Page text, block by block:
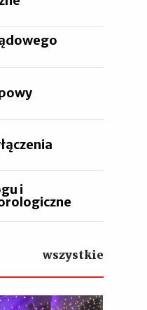
i
wszystkie